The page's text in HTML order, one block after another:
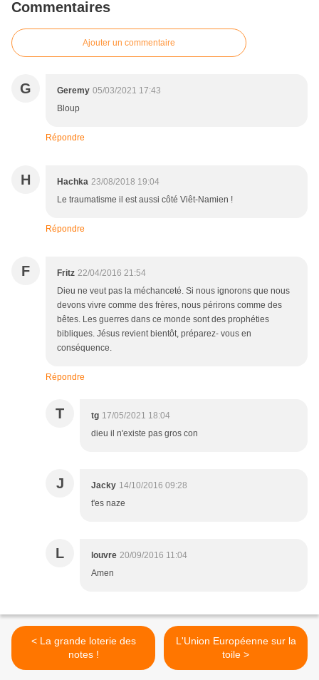
Commentaires
Ajouter un commentaire
G Geremy 05/03/2021 17:43
Bloup
Répondre
H Hachka 23/08/2018 19:04
Le traumatisme il est aussi côté Viêt-Namien !
Répondre
F Fritz 22/04/2016 21:54
Dieu ne veut pas la méchanceté. Si nous ignorons que nous
devons vivre comme des frères, nous périrons comme des
bêtes. Les guerres dans ce monde sont des prophéties
bibliques. Jésus revient bientôt, préparez- vous en
conséquence.
Répondre
T tg 17/05/2021 18:04
dieu il n'existe pas gros con
J Jacky 14/10/2016 09:28
t'es naze
L louvre 20/09/2016 11:04
Amen
< La grande loterie des
notes !
L'Union Européenne sur la
toile >